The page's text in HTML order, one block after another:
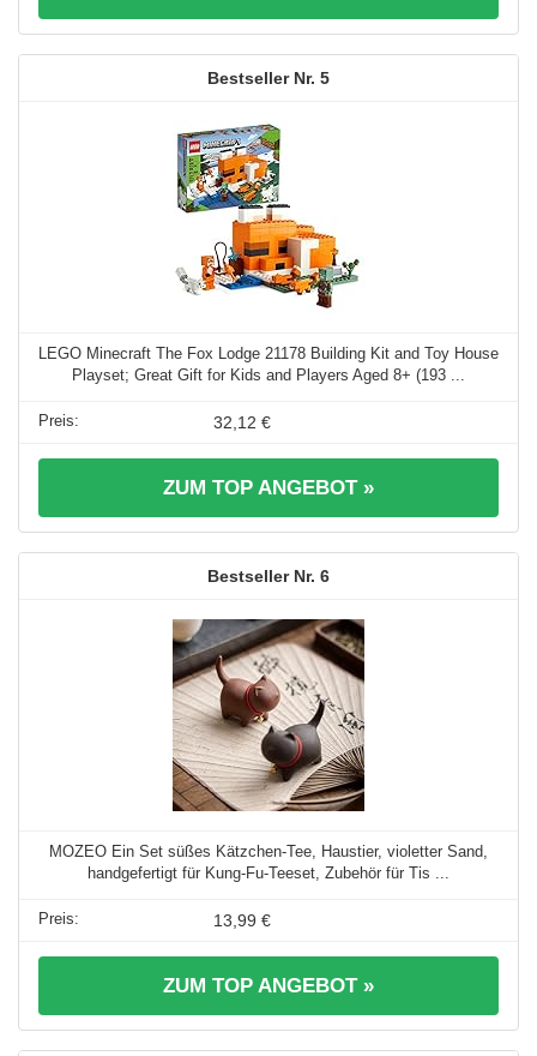
5
LEGO Minecraft The Fox Lodge 21178 Building Kit and Toy House
Playset; Great Gift for Kids and Players Aged 8+ (193 ...
32,12 €
ZUM TOP ANGEBOT »
6
MOZEO Ein Set süßes Kätzchen-Tee, Haustier, violetter Sand,
handgefertigt für Kung-Fu-Teeset, Zubehör für Tis ...
13,99 €
ZUM TOP ANGEBOT »